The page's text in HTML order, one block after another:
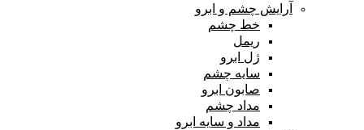
آرایش چشم و ابرو
خط چشم
ریمل
ژل ابرو
سایه چشم
صابون ابرو
مداد چشم
مداد و سایه ابرو